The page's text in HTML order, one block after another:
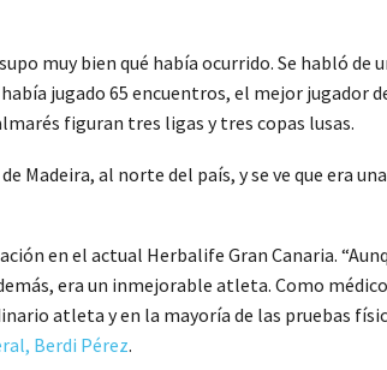
muy bien qué había ocurrido. Se habló
jugado 65 encuentros, el mejor jugador
figuran tres ligas y tres copas lusas.
Madeira, al norte del país, y se ve que era
en el actual Herbalife Gran Canaria.
era un inmejorable atleta. Como
atleta y en la mayoría de las pruebas
Berdi Pérez.